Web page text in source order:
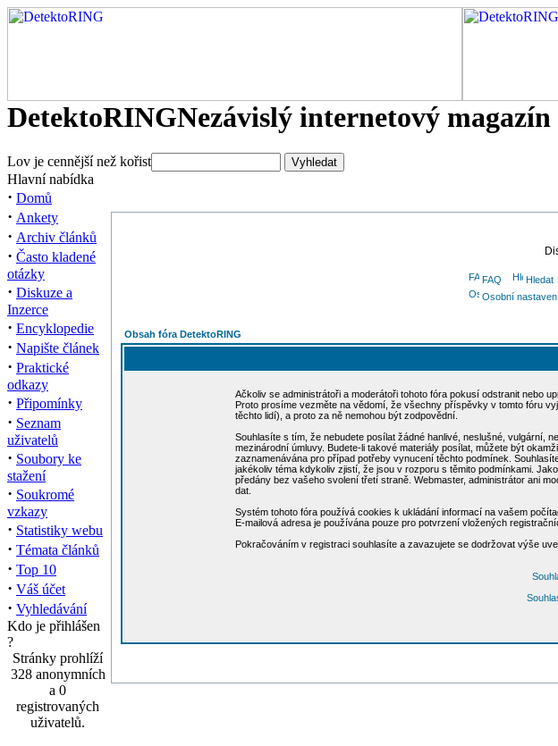
DetektoRINGNezávislý internetový
Lov je cennější než kořist
Hlavní nabídka
· Domů
· Ankety
· Archiv článků
· Často kladené
otázky
· Diskuze a
Inzerce
· Encyklopedie
· Napište článek
· Praktické
odkazy
· Připomínky
· Seznam
uživatelů
· Soubory ke
stažení
· Soukromé
vzkazy
· Statistiky webu
· Témata článků
· Top 10
· Váš účet
· Vyhledávání
Kdo je přihlášen
?
Stránky prohlíží
328 anonymních
a 0
registrovaných
uživatelů.
FAQ Hledat
Osobní
Obsah fóra DetektoRING
Ačkoliv se administrátoři a moderátoři tohoto fóra pokusí odstranit nebo
Proto prosíme vezměte na vědomí, že všechny příspěvky v tomto fóru
těchto lidí), a proto za ně nemohou být zodpovědní.
Souhlasíte s tím, že nebudete posílat žádné hanlivé, neslušné, vulgární,
mezinárodní úmluvy. Budete-li takové materiály posílat, můžete být
zaznamenávána pro případ potřeby vynucení těchto podmínek.
jakékoliv téma kdykoliv zjistí, že jsou v rozporu s těmito podmínkami.
předány bez vašeho svolení třetí straně. Webmaster, administrátor ani
dat.
Systém tohoto fóra používá cookies k ukládání informací na vašem
E-mailová adresa je používána pouze pro potvrzení vložených
Pokračováním v registraci souhlasíte a zavazujete se dodržovat výše